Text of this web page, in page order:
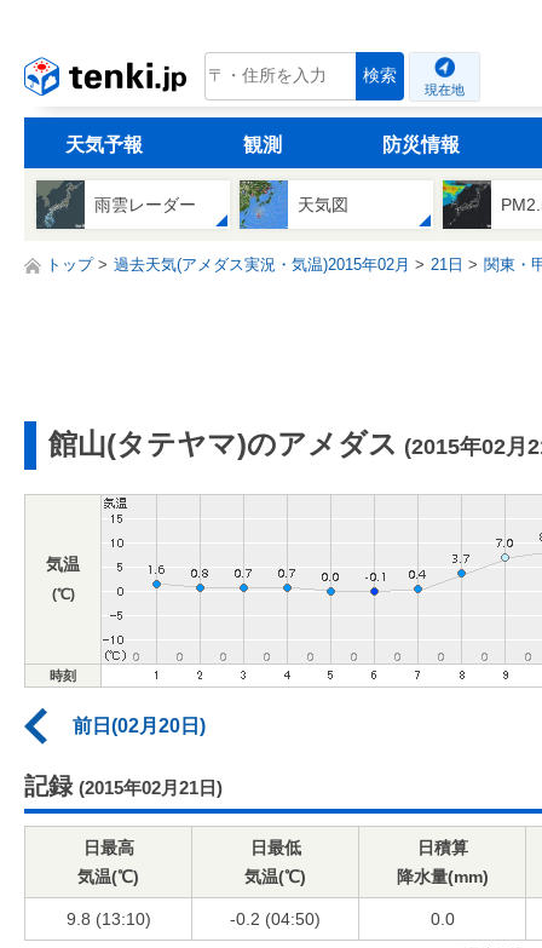
tenki.jp 検索
現在地
天気予報 観測 防災情報
雨雲レーダー 天気図
トップ 過去天気(アメダス実況・気温)2015年02月 21日 関東・
館山(タテヤマ)のアメダス (2015年02月
気温
(℃)
時刻
前日(02月20日)
記録 (2015年02月21日)
日最高
気温(℃)
日最低
気温(℃)
日積算
降水量(mm)
9.8 (13:10) -0.2 (04:50) 0.0